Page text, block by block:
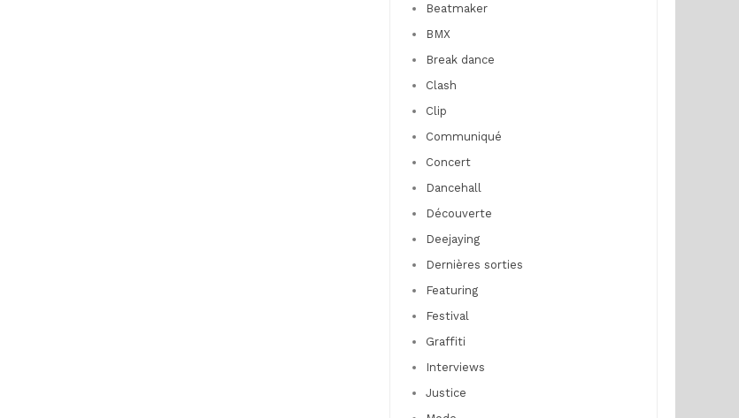
Beatmaker
BMX
Break dance
Clash
Clip
Communiqué
Concert
Dancehall
Découverte
Deejaying
Dernières sorties
Featuring
Festival
Graffiti
Interviews
Justice